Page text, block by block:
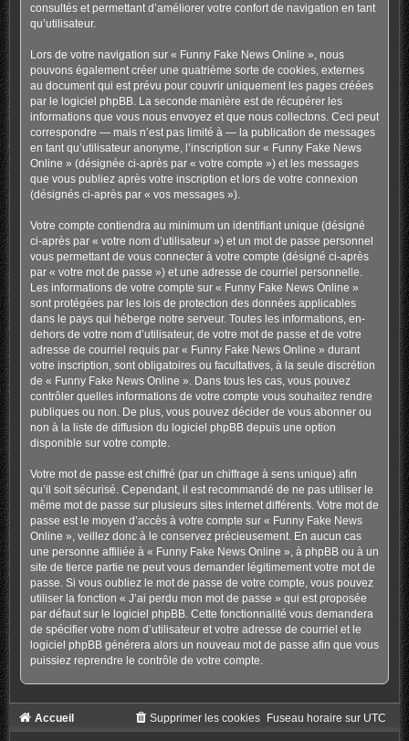
consultés et permettant d’améliorer votre confort de navigation en tant
qu’utilisateur.
Lors de votre navigation sur « Funny Fake News Online », nous
pouvons également créer une quatrième sorte de cookies, externes
au document qui est prévu pour couvrir uniquement les pages créées
par le logiciel phpBB. La seconde manière est de récupérer les
informations que vous nous envoyez et que nous collectons. Ceci peut
correspondre — mais n’est pas limité à — la publication de messages
en tant qu’utilisateur anonyme, l’inscription sur « Funny Fake News
Online » (désignée ci-après par « votre compte ») et les messages
que vous publiez après votre inscription et lors de votre connexion
(désignés ci-après par « vos messages »).
Votre compte contiendra au minimum un identifiant unique (désigné
ci-après par « votre nom d’utilisateur ») et un mot de passe personnel
vous permettant de vous connecter à votre compte (désigné ci-après
par « votre mot de passe ») et une adresse de courriel personnelle.
Les informations de votre compte sur « Funny Fake News Online »
sont protégées par les lois de protection des données applicables
dans le pays qui héberge notre serveur. Toutes les informations, en-
dehors de votre nom d’utilisateur, de votre mot de passe et de votre
adresse de courriel requis par « Funny Fake News Online » durant
votre inscription, sont obligatoires ou facultatives, à la seule discrétion
de « Funny Fake News Online ». Dans tous les cas, vous pouvez
contrôler quelles informations de votre compte vous souhaitez rendre
publiques ou non. De plus, vous pouvez décider de vous abonner ou
non à la liste de diffusion du logiciel phpBB depuis une option
disponible sur votre compte.
Votre mot de passe est chiffré (par un chiffrage à sens unique) afin
qu’il soit sécurisé. Cependant, il est recommandé de ne pas utiliser le
même mot de passe sur plusieurs sites internet différents. Votre mot de
passe est le moyen d’accès à votre compte sur « Funny Fake News
Online », veillez donc à le conservez précieusement. En aucun cas
une personne affiliée à « Funny Fake News Online », à phpBB ou à un
site de tierce partie ne peut vous demander légitimement votre mot de
passe. Si vous oubliez le mot de passe de votre compte, vous pouvez
utiliser la fonction « J’ai perdu mon mot de passe » qui est proposée
par défaut sur le logiciel phpBB. Cette fonctionnalité vous demandera
de spécifier votre nom d’utilisateur et votre adresse de courriel et le
logiciel phpBB générera alors un nouveau mot de passe afin que vous
puissiez reprendre le contrôle de votre compte.
Accueil Fuseau horaire sur UTC
Supprimer les cookies